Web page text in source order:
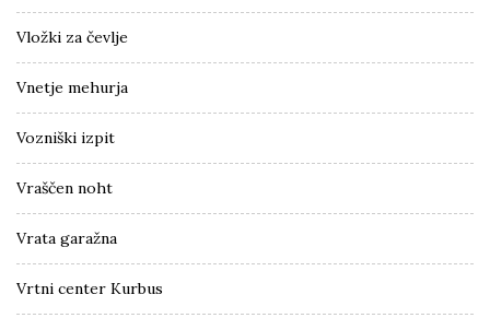
Vložki za čevlje
Vnetje mehurja
Vozniški izpit
Vraščen noht
Vrata garažna
Vrtni center Kurbus